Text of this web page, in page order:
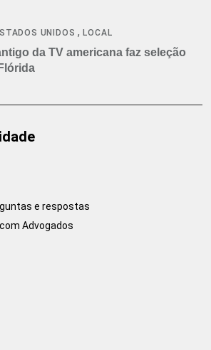
UNIDOS ,LOCAL
da TV americana faz seleção
e respostas
Advogados